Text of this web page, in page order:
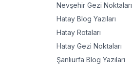
Nevşehir Gezi Noktaları
Hatay Blog Yazıları
Hatay Rotaları
Hatay Gezi Noktaları
Şanlıurfa Blog Yazıları